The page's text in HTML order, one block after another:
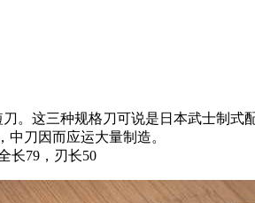
。这三种规格刀可说是日本武士制
刀因而应运大量制造。
长79，刃长50